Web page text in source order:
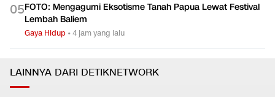
05FOTO: Mengagumi Eksotisme Tanah Papua Lewat Festival
Lembah Baliem
Gaya Hidup •4 jam yang lalu
LAINNYA DARI DETIKNETWORK